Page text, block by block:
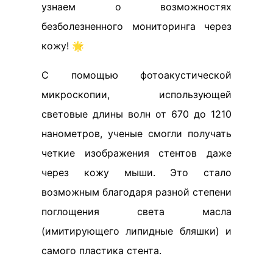
узнаем о возможностях
безболезненного мониторинга через
кожу! 🌟
С помощью фотоакустической
микроскопии, использующей
световые длины волн от 670 до 1210
нанометров, ученые смогли получать
четкие изображения стентов даже
через кожу мыши. Это стало
возможным благодаря разной степени
поглощения света масла
(имитирующего липидные бляшки) и
самого пластика стента.